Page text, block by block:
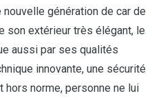
nouvelle génération de car de
son extérieur très élégant, le
aussi par ses qualités
innovante, une sécurité
hors norme, personne ne lui